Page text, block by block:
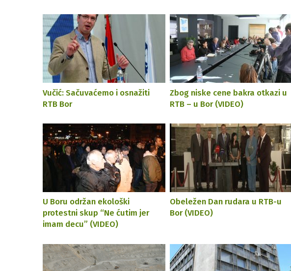
Vučić: Sačuvaćemo i osnažiti
RTB Bor
Zbog niske cene bakra otkazi u
RTB – u Bor (VIDEO)
U Boru održan ekološki
protestni skup “Ne ćutim jer
imam decu” (VIDEO)
Obeležen Dan rudara u RTB-u
Bor (VIDEO)